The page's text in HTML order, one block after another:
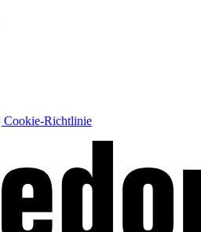
Cookie-Richtlinie